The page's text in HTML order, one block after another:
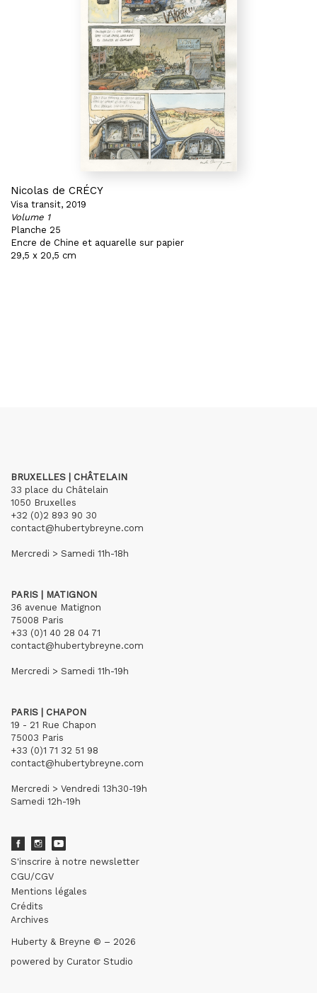
Nicolas de CRÉCY
Visa transit, 2019
Volume 1
Planche 25
Encre de Chine et aquarelle sur papier
29,5 x 20,5 cm
BRUXELLES | CHÂTELAIN
33 place du Châtelain
1050 Bruxelles
+32 (0)2 893 90 30
contact@hubertybreyne.com
Mercredi > Samedi 11h-18h
PARIS | MATIGNON
36 avenue Matignon
75008 Paris
+33 (0)1 40 28 04 71
contact@hubertybreyne.com
Mercredi > Samedi 11h-19h
PARIS | CHAPON
19 - 21 Rue Chapon
75003 Paris
+33 (0)1 71 32 51 98
contact@hubertybreyne.com
Mercredi > Vendredi 13h30-19h
Samedi 12h-19h
S'inscrire à notre newsletter
CGU/CGV
Mentions légales
Crédits
Archives
Huberty & Breyne © – 2026
powered by Curator Studio